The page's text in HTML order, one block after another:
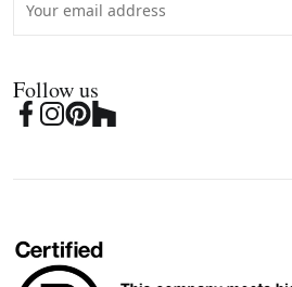
Follow us